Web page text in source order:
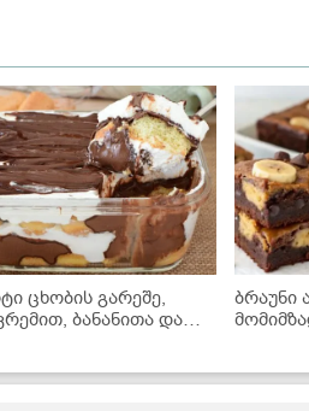
ცხობის გარეშე,
ბანანითა და
- ნამცხვრის
ბრაუნი